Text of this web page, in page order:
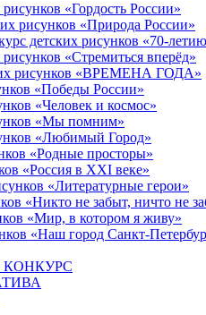
«Гордость России»
рисунков «Природа России»
детских рисунков «70-
«Стремиться вперёд»
рисунков «ВРЕМЕНА ГОДА»
«Победы России»
«Человек и космос»
«Мы помним»
«Любимый Город»
«Родные просторы»
«Россия в XXI веке»
«Литературные герои»
«Никто не забыт, ничто не
«Мир, в котором я живу»
«Наш город Санкт-
КОНКУРС